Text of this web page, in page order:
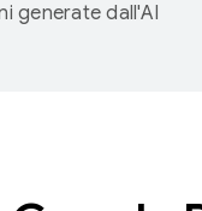
generate dall'AI